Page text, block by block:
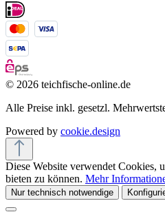
© 2026 teichfische-online.de
Alle Preise inkl. gesetzl.
Powered by cookie.design
Diese Website verwendet Cookies,
bieten zu können. Mehr
Nur technisch notwendige